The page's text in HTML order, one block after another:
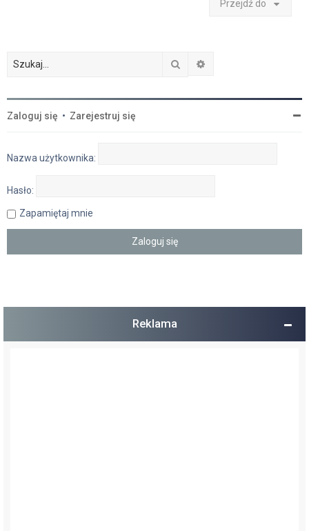
Przejdź do
Szukaj
Zaloguj się • Zarejestruj się
Nazwa użytkownika:
Hasło:
Zapamiętaj mnie
Reklama